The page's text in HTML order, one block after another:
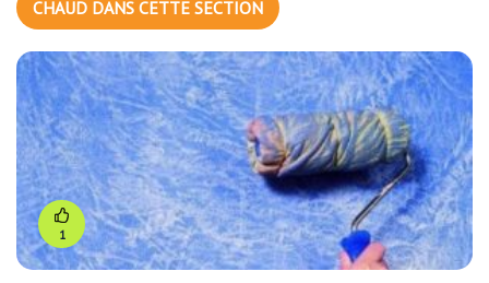
CHAUD DANS CETTE SECTION
1